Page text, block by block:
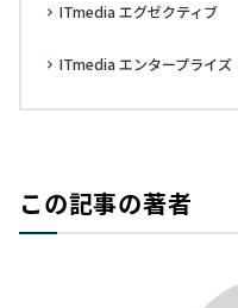
ITmedia エグゼクティブ
ITmedia エンタープライズ
この記事の著者